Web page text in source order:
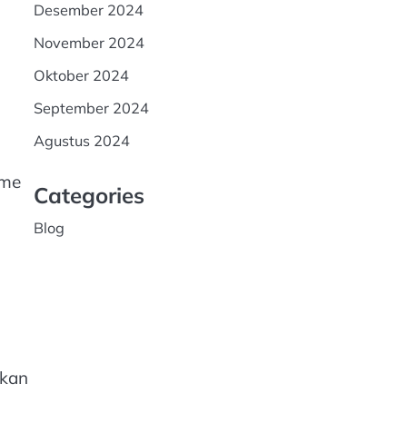
Desember 2024
November 2024
Oktober 2024
September 2024
Agustus 2024
Categories
Blog